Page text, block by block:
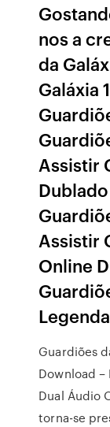
nos a
da
Galáxia
Assistir
Assistir
Online
Guardiões
Download –
Dual Áudio
torna-se